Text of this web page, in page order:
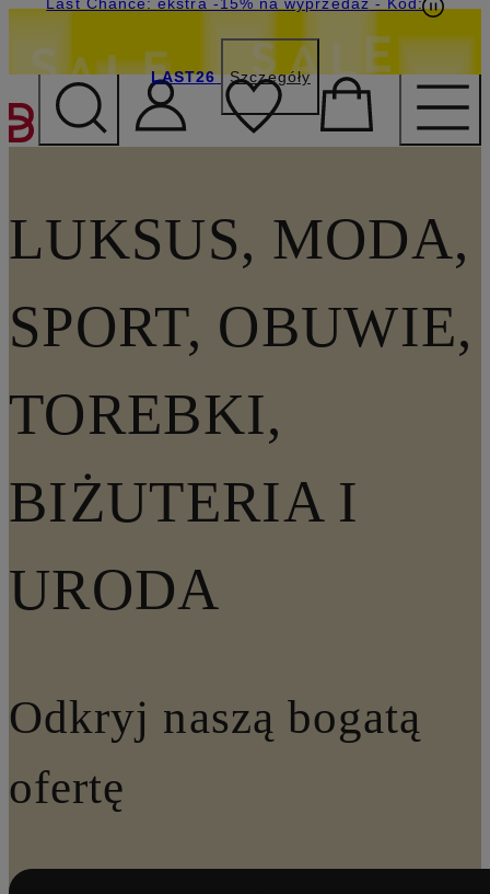
PRZEJDŹ DO GŁÓWNEJ
LAST26 Szczegóły
LUKSUS, MODA,
SPORT, OBUWIE,
TOREBKI,
BIŻUTERIA I
URODA
Odkryj naszą bogatą
ofertę